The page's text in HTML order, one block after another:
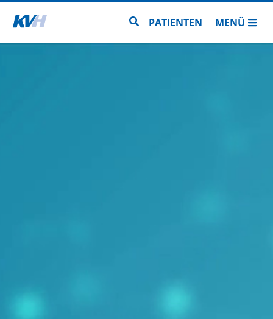
Zur Startseite Zur Seitensuche
PATIENTEN MENÜ